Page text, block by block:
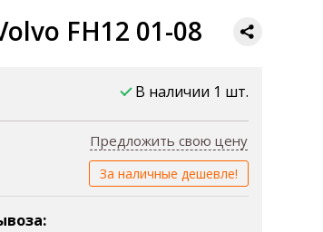
FH12 01-08
В наличии 1 шт.
Предложить свою цену
За наличные дешевле!